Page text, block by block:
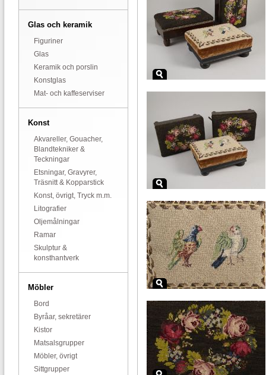
Glas och keramik
Figuriner
Glas
Keramik och porslin
Konstglas
Mat- och kaffeserviser
Konst
Akvareller, Gouacher,
Blandtekniker &
Teckningar
Etsningar, Gravyrer,
Träsnitt & Kopparstick
Konst, övrigt, Tryck m.m.
Litografier
Oljemålningar
Ramar
Skulptur &
konsthantverk
Möbler
Bord
Byråar, sekretärer
Kistor
Matsalsgrupper
Möbler, övrigt
Sittgrupper